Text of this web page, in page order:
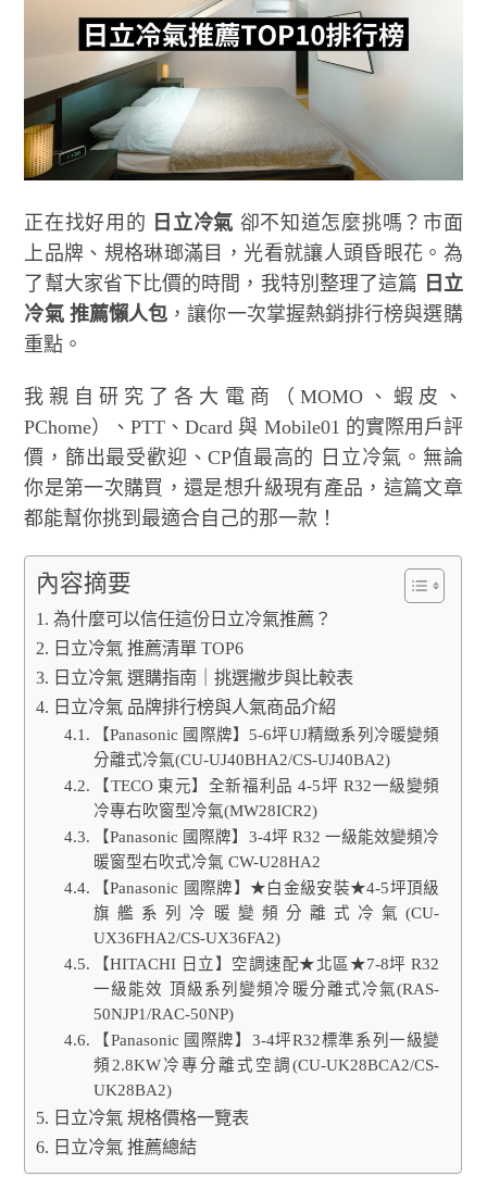
正在找好用的 日立冷氣 卻不知道怎麼挑嗎？市面
上品牌、規格琳瑯滿目，光看就讓人頭昏眼花。為
了幫大家省下比價的時間，我特別整理了這篇 日立
冷氣 推薦懶人包 ，讓你一次掌握熱銷排行榜與選購
重點。
我親自研究了各大電商（MOMO、蝦皮、
PChome）、PTT、Dcard 與 Mobile01 的實際用戶評
價，篩出最受歡迎、CP值最高的 日立冷氣。無論
你是第一次購買，還是想升級現有產品，這篇文章
都能幫你挑到最適合自己的那一款！
內容摘要
為什麼可以信任這份日立冷氣推薦？
日立冷氣 推薦清單 TOP6
日立冷氣 選購指南｜挑選撇步與比較表
日立冷氣 品牌排行榜與人氣商品介紹
【Panasonic 國際牌】5-6坪UJ精緻系列冷暖變頻
分離式冷氣(CU-UJ40BHA2/CS-UJ40BA2)
【TECO 東元】全新福利品 4-5坪 R32一級變頻
冷專右吹窗型冷氣(MW28ICR2)
【Panasonic 國際牌】3-4坪 R32 一級能效變頻冷
暖窗型右吹式冷氣 CW-U28HA2
【Panasonic 國際牌】★白金級安裝★4-5坪頂級
旗艦系列冷暖變頻分離式冷氣(CU-
UX36FHA2/CS-UX36FA2)
【HITACHI 日立】空調速配★北區★7-8坪 R32
一級能效 頂級系列變頻冷暖分離式冷氣(RAS-
50NJP1/RAC-50NP)
【Panasonic 國際牌】3-4坪R32標準系列一級變
頻2.8KW冷專分離式空調(CU-UK28BCA2/CS-
UK28BA2)
日立冷氣 規格價格一覽表
日立冷氣 推薦總結